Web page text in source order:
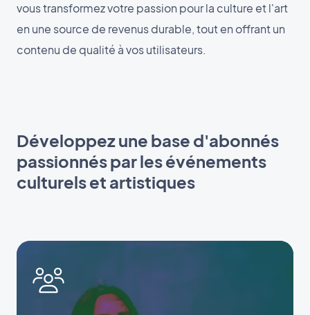
vous transformez votre passion pour la culture et l'art
en une source de revenus durable, tout en offrant un
contenu de qualité à vos utilisateurs.
Développez une base d'abonnés
passionnés par les événements
culturels et artistiques